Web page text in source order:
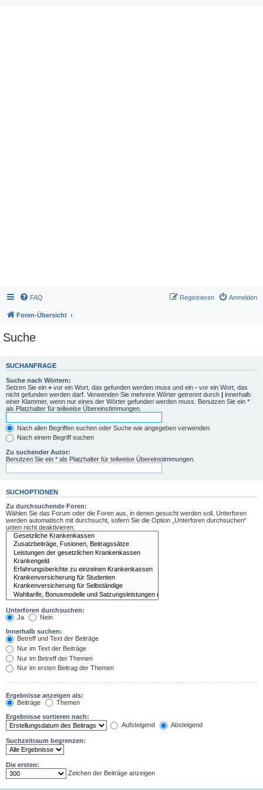
FAQ Anmelden
Registrieren
Foren-Übersicht
Suche
SUCHANFRAGE
Suche nach Wörtern:
Setzen Sie ein + vor ein Wort, das gefunden werden muss und ein - vor ein Wort, das
nicht gefunden werden darf. Verwenden Sie mehrere Wörter getrennt durch | innerhalb
einer Klammer, wenn nur eines der Wörter gefunden werden muss. Benutzen Sie ein *
als Platzhalter für teilweise Übereinstimmungen.
Nach allen Begriffen suchen oder Suche wie angegeben verwenden
Nach einem Begriff suchen
Zu suchender Autor:
Benutzen Sie ein * als Platzhalter für teilweise Übereinstimmungen.
SUCHOPTIONEN
Zu durchsuchende Foren:
Wählen Sie das Forum oder die Foren aus, in denen gesucht werden soll. Unterforen
werden automatisch mit durchsucht, sofern Sie die Option „Unterforen durchsuchen“
unten nicht deaktivieren.
Unterforen durchsuchen:
Ja
Nein
Innerhalb suchen:
Betreff und Text der Beiträge
Nur im Text der Beiträge
Nur im Betreff der Themen
Nur im ersten Beitrag der Themen
Ergebnisse anzeigen als:
Beiträge
Themen
Ergebnisse sortieren nach:
Aufsteigend
Absteigend
Suchzeitraum begrenzen:
Die ersten:
Zeichen der Beiträge anzeigen